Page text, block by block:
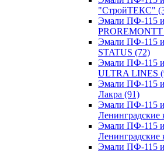
"СтройТЕКС"
Эмали ПФ-115
PROREMONTT
Эмали ПФ-115
STATUS (72)
Эмали ПФ-115
ULTRA LINES
Эмали ПФ-115
Лакра (91)
Эмали ПФ-115
Эмали ПФ-115
Ленинградские
Эмали ПФ-115